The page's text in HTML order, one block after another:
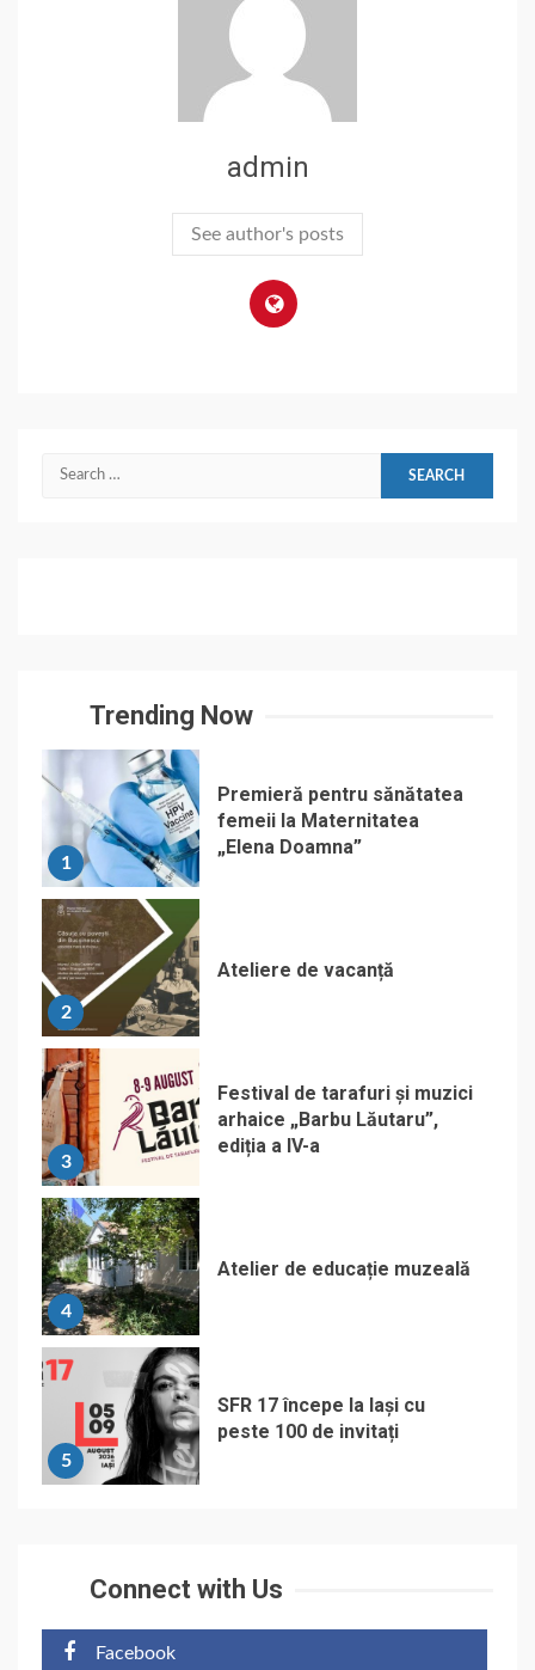
admin
See author's posts
Search
Trending Now
1
Premieră pentru sănătatea
femeii la Maternitatea
„Elena Doamna”
2
Ateliere de vacanță
3
Festival de tarafuri și muzici
arhaice „Barbu Lăutaru”,
ediția a IV-a
4
Atelier de educație muzeală
5
SFR 17 începe la Iași cu
peste 100 de invitați
Connect with Us
Facebook